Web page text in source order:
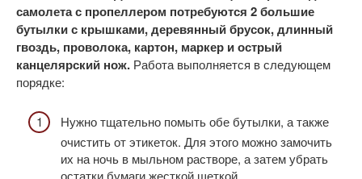
самолета с пропеллером потребуются 2 большие
бутылки с крышками, деревянный брусок, длинный
гвоздь, проволока, картон, маркер и острый
канцелярский нож. Работа выполняется в следующем
порядке:
Нужно тщательно помыть обе бутылки, а также
очистить от этикеток. Для этого можно замочить
их на ночь в мыльном растворе, а затем убрать
остатки бумаги жесткой щеткой.